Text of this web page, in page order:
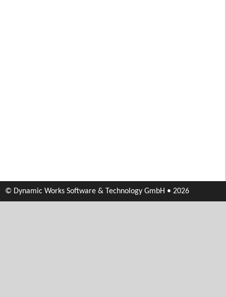
© Dynamic Works Software & Technology GmbH • 2026